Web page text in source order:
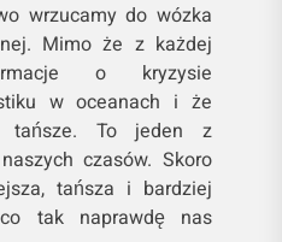
wrzucamy do wózka
Mimo że z każdej
o kryzysie
w oceanach i że
tańsze. To jeden z
czasów. Skoro
tańsza i bardziej
tak naprawdę nas